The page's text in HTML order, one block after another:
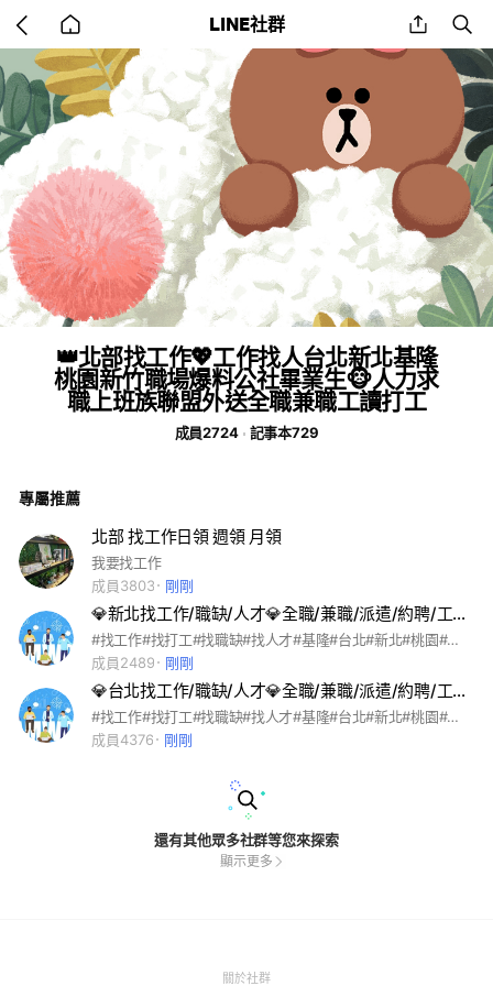
back
to
home
LINE社群 share
👑北部找工作💖工作找人台北新北基隆
桃園新竹職場爆料公社畢業生🐵人力求
職上班族聯盟外送全職兼職工讀打工
成員2724 記事本729
專屬推薦
北部 找工作日領 週領 月領
我要找工作
成員3803
剛剛
💎新北找工作/職缺/人才💎全職/兼職/派遣/約聘/工讀/實習/打工/外包/家教/義工/志工/社工
#找工作#找打工#找職缺#找人才#基隆#台北#新北#桃園#新竹#苗栗#台中#彰化#雲林#嘉義#台南#高雄#屏東#台東#花蓮#宜蘭#金門#澎湖#馬祖#南投#求職#進修#住家#遠端#出差#外派#日領#週領#月領#預支#現金#匯款#電商#團購#星座#交友#心情#遊戲#學習#政治#軟體#設計#程式#餐飲#陪玩#陪讀#保母#家庭#語言#斜槓#創業#夥伴#外送#外賣#代工#聊天#商業#美食#興趣#電影#免費#專長#專業#技能#動漫#動畫#漫畫#繪圖#賺錢#投資#生活#音樂#樂器#運動#健身#旅遊#人力#大學#上班#宣傳社群#刊登廣告#疫情#疫苗#直播#金融#親子#美容#美髮#美甲#美妝#清潔工#臨時工#搬運工#粗工
成員2489
剛剛
💎台北找工作/職缺/人才💎全職/兼職/派遣/約聘/工讀/實習/打工/外包/家教/義工/志工/社工
#找工作#找打工#找職缺#找人才#基隆#台北#新北#桃園#新竹#苗栗#台中#彰化#雲林#嘉義#台南#高雄#屏東#台東#花蓮#宜蘭#金門#澎湖#馬祖#南投#求職#進修#住家#遠端#出差#外派#日領#週領#月領#預支#現金#匯款#電商#團購#星座#交友#心情#遊戲#學習#政治#軟體#設計#程式#餐飲#陪玩#陪讀#保母#家庭#語言#斜槓#創業#夥伴#外送#外賣#代工#聊天#商業#美食#興趣#電影#免費#專長#專業#技能#動漫#動畫#漫畫#繪圖#賺錢#投資#生活#音樂#樂器#運動#健身#旅遊#人力#大學#上班#宣傳社群#刊登廣告#疫情#疫苗#直播#金融#親子#美容#美髮#美甲#美妝#清潔工#臨時工#搬運工#粗工
成員4376
剛剛
還有其他眾多社群等您來探索
顯示更多
關於社群(Open